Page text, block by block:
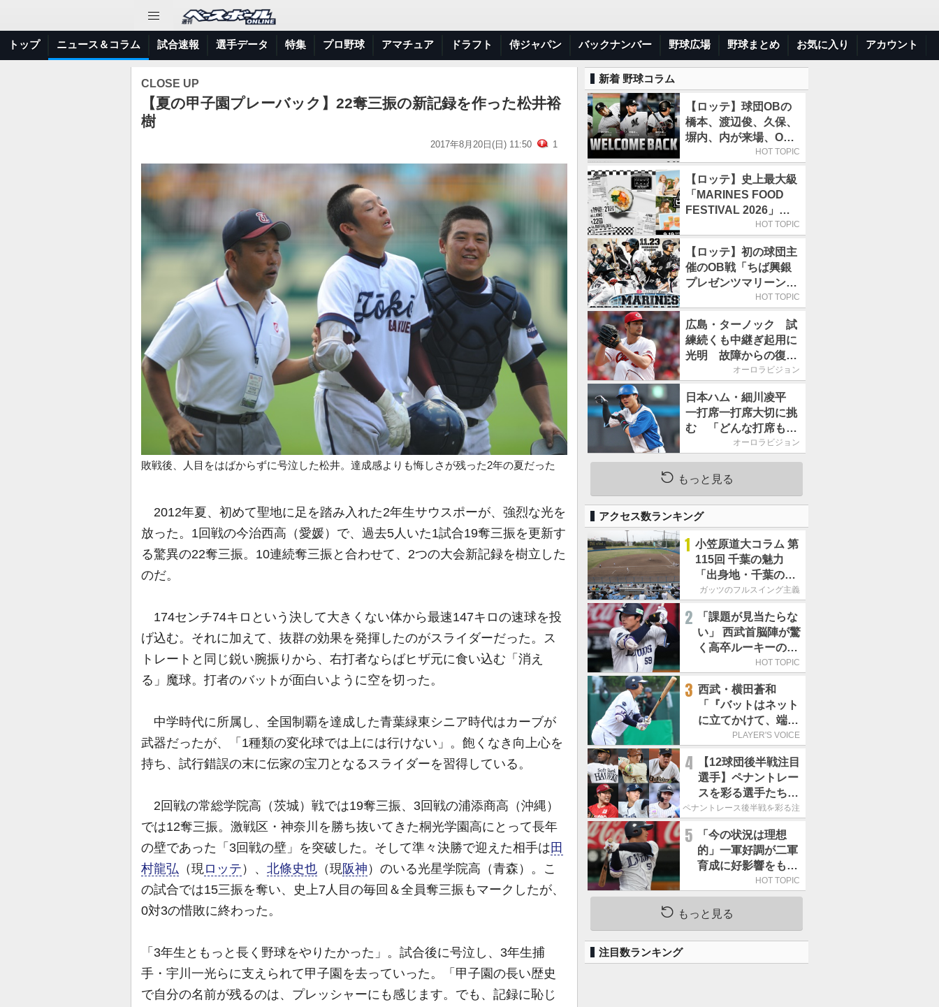
トップ ニュース＆コラム 試合速報 選手データ 特集 プロ野球 アマチュア ドラフト 侍ジャパン バックナンバー 野球広場 野球まとめ お気に入り アカウント
CLOSE UP
【夏の甲子園プレーバック】22奪三振の新記録を作った松井裕
樹
2017年8月20日(日) 11:50 1
敗戦後、人目をはばからずに号泣した松井。達成感よりも悔しさが残った2年の夏だった
2012年夏、初めて聖地に足を踏み入れた2年生サウスポーが、強烈な光を
放った。1回戦の今治西高（愛媛）で、過去5人いた1試合19奪三振を更新す
る驚異の22奪三振。10連続奪三振と合わせて、2つの大会新記録を樹立した
のだ。
174センチ74キロという決して大きくない体から最速147キロの速球を投
げ込む。それに加えて、抜群の効果を発揮したのがスライダーだった。ス
トレートと同じ鋭い腕振りから、右打者ならばヒザ元に食い込む「消え
る」魔球。打者のバットが面白いように空を切った。
中学時代に所属し、全国制覇を達成した青葉緑東シニア時代はカーブが
武器だったが、「1種類の変化球では上には行けない」。飽くなき向上心を
持ち、試行錯誤の末に伝家の宝刀となるスライダーを習得している。
2回戦の常総学院高（茨城）戦では19奪三振、3回戦の浦添商高（沖縄）
では12奪三振。激戦区・神奈川を勝ち抜いてきた桐光学園高にとって長年
の壁であった「3回戦の壁」を突破した。そして準々決勝で迎えた相手は 田
村龍弘 （現 ロッテ ）、 北條史也 （現阪神 ）のいる光星学院高（青森）。こ
の試合では15三振を奪い、史上7人目の毎回＆全員奪三振もマークしたが、
0対3の惜敗に終わった。
「3年生ともっと長く野球をやりたかった」。試合後に号泣し、3年生捕
手・宇川一光らに支えられて甲子園を去っていった。「甲子園の長い歴史
で自分の名前が残るのは、プレッシャーにも感じます。でも、記録に恥じ
新着 野球コラム
【ロッテ】球団OBの
橋本、渡辺俊、久保、
塀内、内が来場、OB
解説も／9月22日開催
HOT TOPIC
【ロッテ】史上最大級
「MARINES FOOD
FESTIVAL 2026」第4
弾「KOREAN
日／初日はビール半額
デー
HOT TOPIC
【ロッテ】初の球団主
催のOB戦「ちば興銀
プレゼンツマリーンズ
スペシャルゲーム
催
HOT TOPIC
広島・ターノック 試
練続くも中継ぎ起用に
光明 故障からの復帰
期す／助っ人前半戦通
オーロラビジョン
日本ハム・細川凌平
一打席一打席大切に挑
む 「どんな打席も何
か意味のある打席にし
く！
オーロラビジョン
もっと見る
アクセス数ランキング
1 小笠原道大コラム 第
115回 千葉の魅力
「出身地・千葉の話
の続き。昔から野球
す」
ガッツのフルスイング主義
2
「課題が見当たらな
い」 西武首脳陣が驚
く高卒ルーキーの高
HOT TOPIC
3 西武・横田蒼和
「『バットはネット
に立てかけて、端に
置くんだぞ』と栗山
だきました」／憧れ
の人からの金言
PLAYER'S VOICE
4
【12球団後半戦注目
選手】ペナントレー
スを彩る選手たち
ここからが本当の勝
ペナントレース後半戦を彩る注目選手たち
5
「今の状況は理想
的」一軍好調が二軍
育成に好影響をもた
らす西武 象徴は高
卒新人・横田蒼和
HOT TOPIC
もっと見る
注目数ランキング